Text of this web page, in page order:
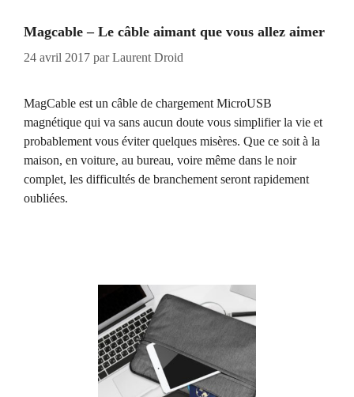
Magcable – Le câble aimant que vous allez aimer
24 avril 2017 parLaurent Droid
MagCable est un câble de chargement MicroUSB
magnétique qui va sans aucun doute vous simplifier la vie et
probablement vous éviter quelques misères. Que ce soit à la
maison, en voiture, au bureau, voire même dans le noir
complet, les difficultés de branchement seront rapidement
oubliées.